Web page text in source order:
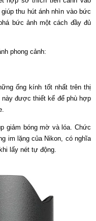
thu hút ánh nhìn vào bức
bức ảnh một cách đầy đủ
phong cảnh:
ống kính tốt nhất trên thị
được thiết kế để phù hợp
giảm bóng mờ và lóa. Chức
im lặng của Nikon, có nghĩa
lấy nét tự động.